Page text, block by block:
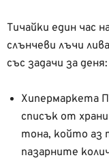
Тичайки един час
слънчеви лъчи
със задачи за деня:
Хипермаркета
списък от
тона, който аз
пазарните